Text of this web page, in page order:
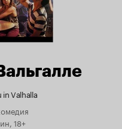
in Valhalla
18+